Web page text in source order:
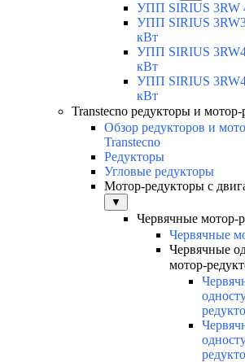
УПП SIRIUS 3RW
УПП SIRIUS
кВт
УПП SIRIUS
кВт
УПП SIRIUS
кВт
Transtecno редукторы и
Обзор редукторов и
Transtecno
Редукторы
Угловые редукторы
Мотор-редукторы с
▼
Червячные мотор-
Червячные
Червячные
мотор-